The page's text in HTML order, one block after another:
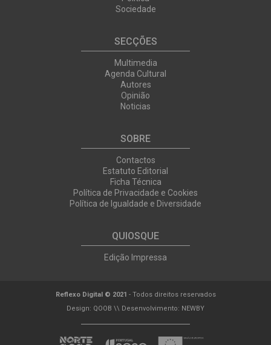
Sociedade
SECÇÕES
Multimedia
Agenda Cultural
Autores
Opinião
Noticias
SOBRE
Contactos
Estatuto Editorial
Ficha Técnica
Política de Privacidade e Cookies
Política de Igualdade e Diversidade
QUIOSQUE
Edição Impressa
Reflexo Digital © 2021 - Todos direitos reservados
Design: QOOB \\ Desenvolvimento: NEWBY